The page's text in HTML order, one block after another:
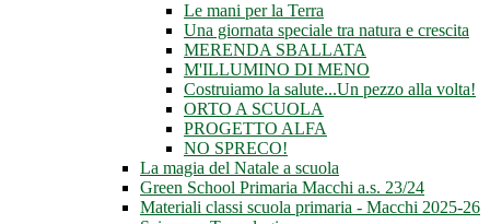
Le mani per la Terra
Una giornata speciale tra natura e crescita
MERENDA SBALLATA
M'ILLUMINO DI MENO
Costruiamo la salute...Un pezzo alla volta!
ORTO A SCUOLA
PROGETTO ALFA
NO SPRECO!
La magia del Natale a scuola
Green School Primaria Macchi a.s. 23/24
Materiali classi scuola primaria - Macchi 2025-26